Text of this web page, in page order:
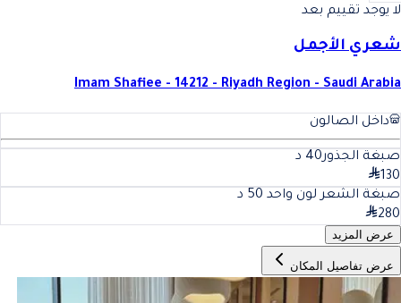
لا يوجد تقييم بعد
شعري الأجمل
Imam Shafiee - 14212 - Riyadh Region - Saudi Arabia
داخل الصالون
صبغة الجذور40 د
130
صبغة الشعر لون واحد 50 د
280
عرض المزيد
عرض تفاصيل المكان